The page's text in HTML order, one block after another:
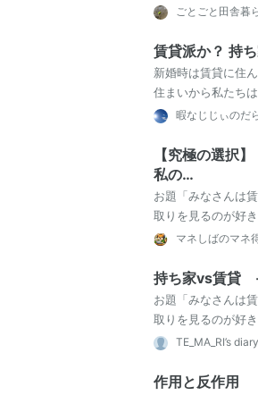
さんはどちらです
ごとごと田舎暮
賃貸派か？ 持
新婚時は賃貸に住
住まいから私たち
後、私の実家に住
暇なじじぃのだ
【究極の選択
私の…
お題「みなさんは
取りを見るのが好
さんはどちらです
マネしばのマネ
持ち家vs賃貸
お題「みなさんは
取りを見るのが好
さんはどちらです
TE_MA_RI’s diary
作用と反作用